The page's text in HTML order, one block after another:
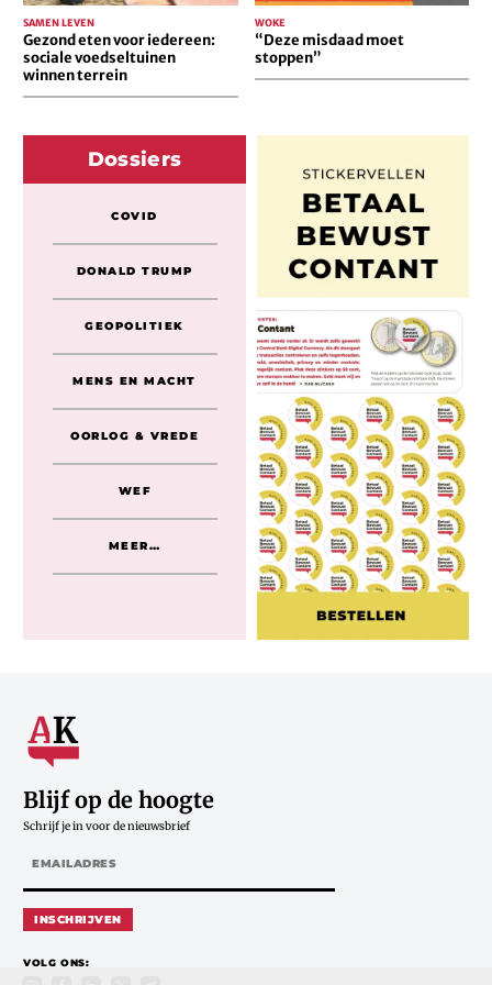
Gezond eten voor iedereen:
sociale voedseltuinen
winnen terrein
SAMEN LEVEN
“Deze misdaad moet
stoppen”
WOKE
Dossiers
COVID
DONALD TRUMP
GEOPOLITIEK
MENS EN MACHT
OORLOG & VREDE
WEF
MEER…
Blijf op de hoogte
Schrijf je in voor de nieuwsbrief
INSCHRIJVEN
VOLG ONS: